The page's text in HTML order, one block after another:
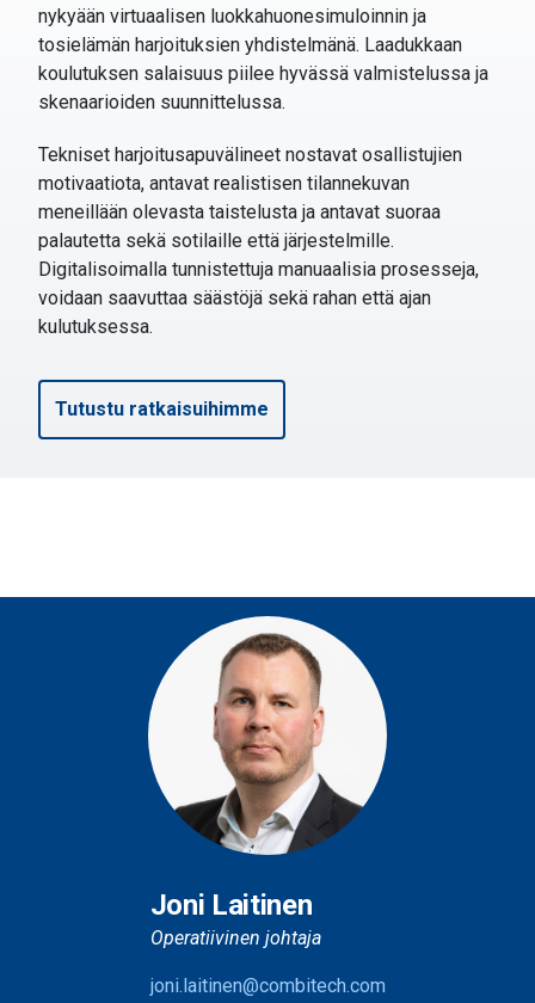
nykyään virtuaalisen luokkahuonesimuloinnin ja
tosielämän harjoituksien yhdistelmänä. Laadukkaan
koulutuksen salaisuus piilee hyvässä valmistelussa ja
skenaarioiden suunnittelussa.
Tekniset harjoitusapuvälineet nostavat osallistujien
motivaatiota, antavat realistisen tilannekuvan
meneillään olevasta taistelusta ja antavat suoraa
palautetta sekä sotilaille että järjestelmille.
Digitalisoimalla tunnistettuja manuaalisia prosesseja,
voidaan saavuttaa säästöjä sekä rahan että ajan
kulutuksessa.
Tutustu ratkaisuihimme
Joni Laitinen
Operatiivinen johtaja
joni.laitinen@combitech.com